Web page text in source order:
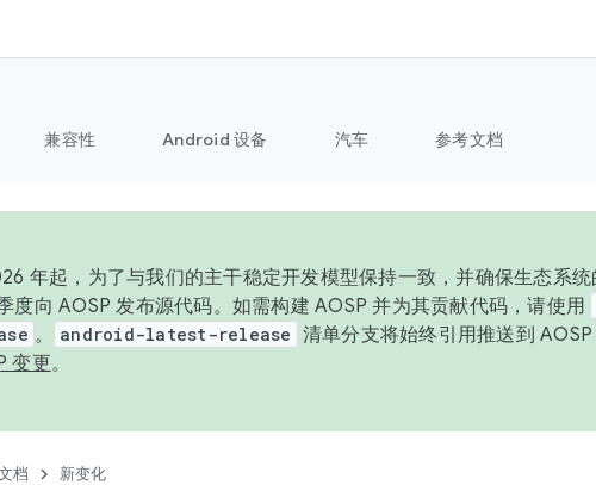
兼容性 Android 设备 汽车 参考文档
年起，为了与我们的主干稳定开发模型保持一致，并确保生态系
度向 AOSP 发布源代码。如需构建 AOSP 并为其贡献代码，请使用
。 android-latest-release 清单分支将始终引用推送到
变更。
档 新变化